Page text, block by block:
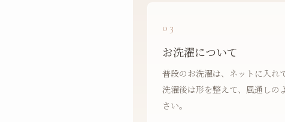
03
お洗濯について
普段のお洗濯は、ネットに入れ
洗濯後は形を整えて、風通しの
さい。